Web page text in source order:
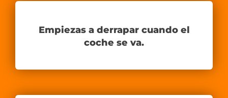
Empiezas a derrapar cuando el
coche se va.